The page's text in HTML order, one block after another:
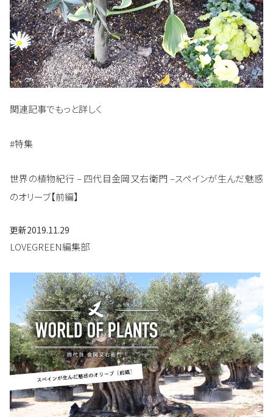
関連記事でもっと詳しく
#特集
世界の植物紀行 – 四代目金岡又右衛門 –スペインが生んだ魅惑
のオリーブ【前編】
更新2019.11.29
LOVEGREEN編集部